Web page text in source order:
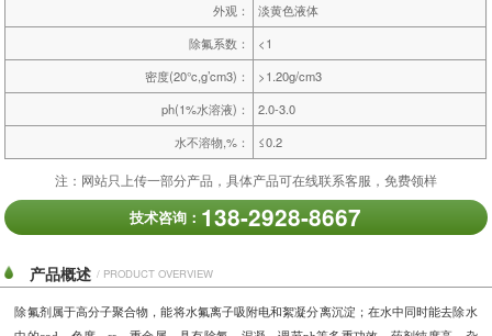
外观：
淡黄色液体
除氟系数：
<1
密度(20°c,g’cm3)：
>1.20g/cm3
ph(1%水溶液)：
2.0-3.0
水不溶物,%：
≤0.2
注：网站只上传一部分产品，具体产品可在线联系客服，免费领样
技术咨询： 138-2928-8667
产品概述 / PRODUCT OVERVIEW
除氟剂属于高分子聚合物，能将水氟离子吸附电和絮凝分离沉淀；在水中同时能去除水